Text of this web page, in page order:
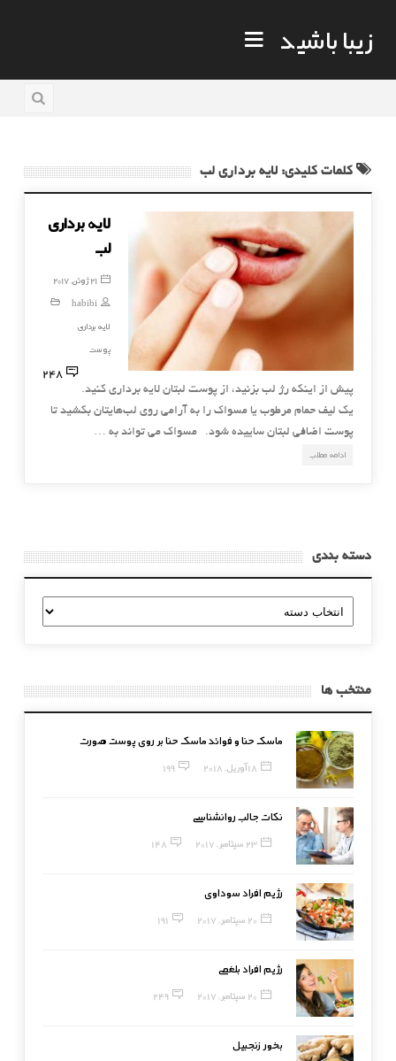
زیبا باشید
کلمات کلیدی: لایه برداری لب
لایه برداری
لب
21 ژوئن, 2017
habibi
لایه برداری
پوست
248
پیش از اینکه رژ لب بزنید، از پوست لبتان لایه برداری کنید.
یک لیف حمام مرطوب یا مسواک را به آرامی روی لب‌هایتان بکشید تا
پوست اضافی لبتان ساییده شود. مسواک می تواند به …
ادامه مطلب
دسته بندی
دسته
بندی
منتخب ها
ماسک حنا و فوائد ماسک حنا بر روی پوست صورت
18 آوریل, 2018 199
نکات جالب روانشناسی
23 سپتامبر, 2017 148
رژیم افراد سوداوی
20 سپتامبر, 2017 191
رژیم افراد بلغمی
20 سپتامبر, 2017 249
بخور زنجبیل